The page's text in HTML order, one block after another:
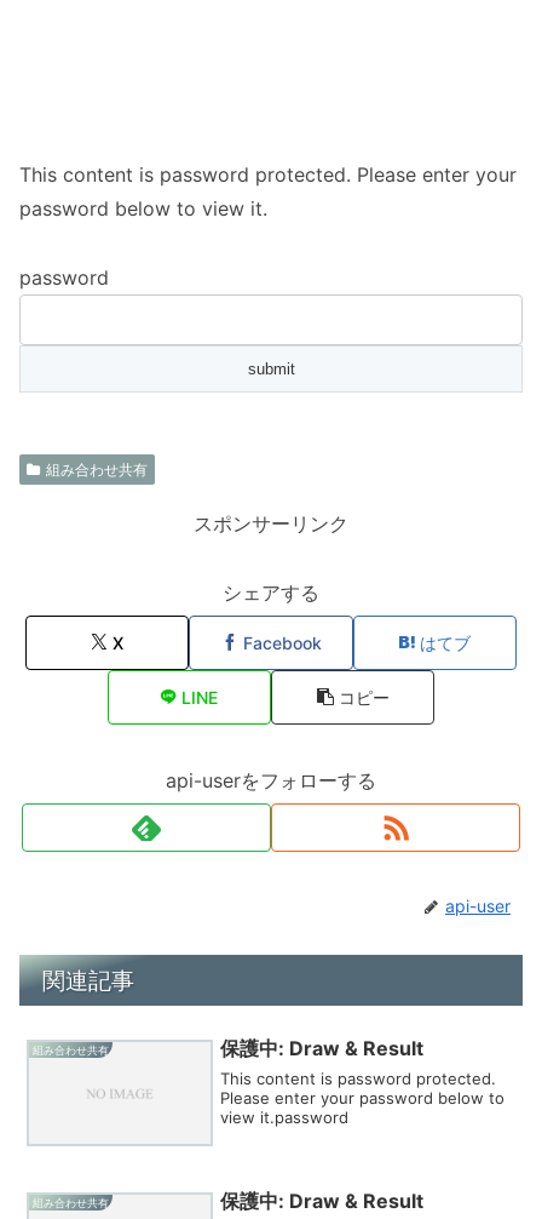
This content is password protected. Please enter your
password below to view it.
password
組み合わせ共有
スポンサーリンク
シェアする
X Facebook はてブ
LINE コピー
api-userをフォローする
api-user
関連記事
組み合わせ共有 保護中: Draw & Result
This content is password protected.
Please enter your password below to
view it.password
組み合わせ共有 保護中: Draw & Result